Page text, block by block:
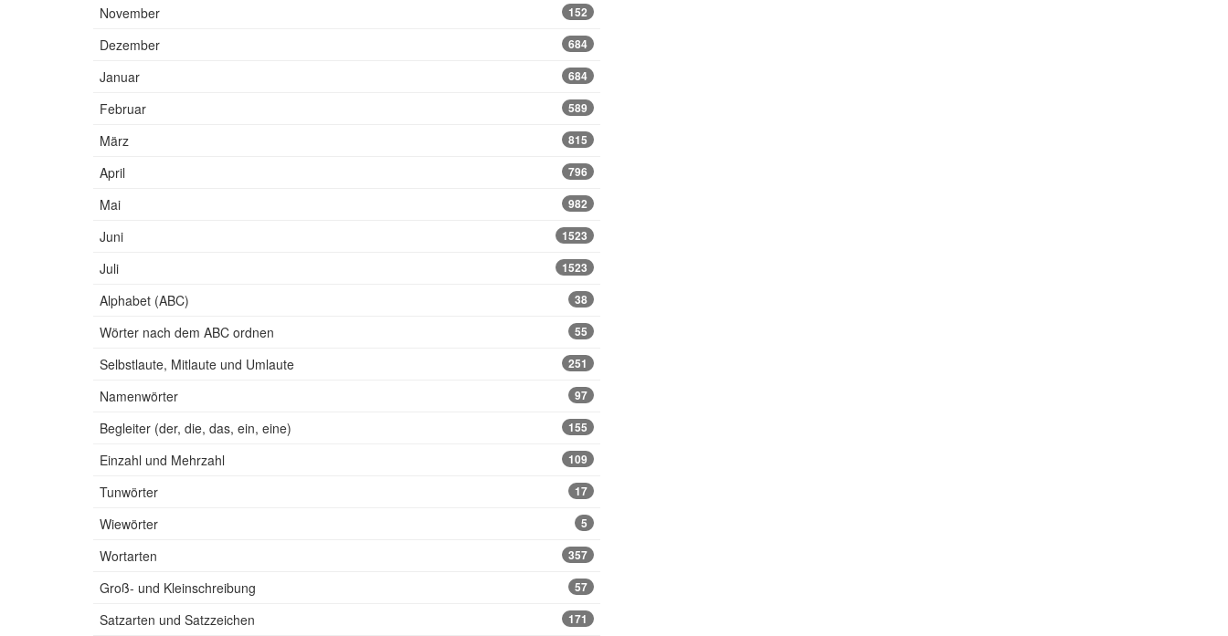
November 152
Dezember 684
Januar 684
Februar 589
März 815
April 796
Mai 982
Juni 1523
Juli 1523
Alphabet (ABC) 38
Wörter nach dem ABC ordnen 55
Selbstlaute, Mitlaute und Umlaute 251
Namenwörter 97
Begleiter (der, die, das, ein, eine) 155
Einzahl und Mehrzahl 109
Tunwörter 17
Wiewörter 5
Wortarten 357
Groß- und Kleinschreibung 57
Satzarten und Satzzeichen 171